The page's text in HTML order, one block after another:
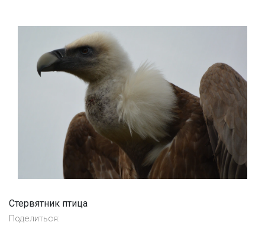
Стервятник птица
Поделиться: